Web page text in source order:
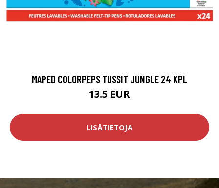
MAPED COLORPEPS TUSSIT JUNGLE 24 KPL
13.5 EUR
LISÄTIETOJA